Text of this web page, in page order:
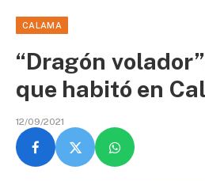
CALAMA
“Dragón
que habitó en
12/09/2021